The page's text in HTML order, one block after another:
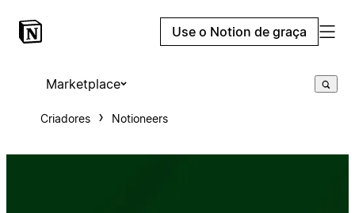
Use o Notion de graça
Marketplace
Criadores Notioneers